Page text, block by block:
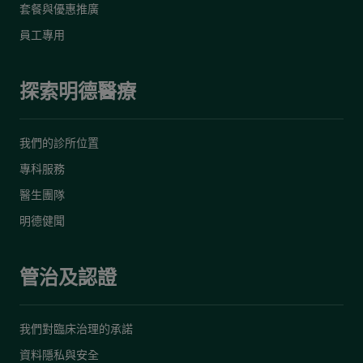
套餐與優惠推廣
員工專用
探索明德醫療
我們的診所位置
專科服務
醫生團隊
明德健聞
管治及認證
我們對臨床治理的承諾
資料隱私與安全